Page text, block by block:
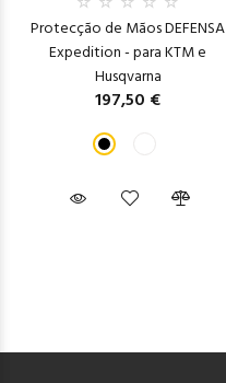
Protecção de Mãos DEFENSA
Expedition - para KTM e
Husqvarna
197,50 €